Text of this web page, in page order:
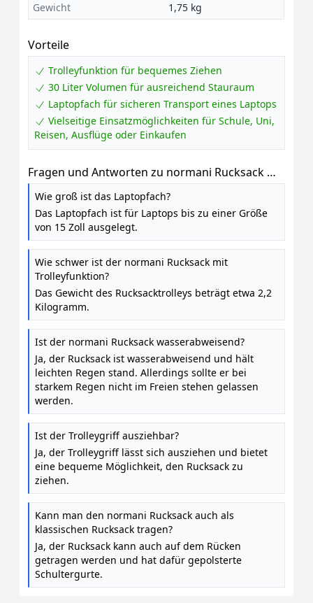
Gewicht
1,75 kg
Vorteile
Trolleyfunktion für bequemes Ziehen
30 Liter Volumen für ausreichend Stauraum
Laptopfach für sicheren Transport eines Laptops
Vielseitige Einsatzmöglichkeiten für Schule, Uni,
Reisen, Ausflüge oder Einkaufen
Fragen und Antworten zu normani Rucksack mit
Trolleyfunktion - 30 Liter Volumen
Rucksacktrolley zum ziehen mit Laptopfach für
Schule, Uni, Reisen, Ausflüge oder Einkaufen
Schwarz 30 Liter
Wie groß ist das Laptopfach?
Das Laptopfach ist für Laptops bis zu einer Größe
von 15 Zoll ausgelegt.
Wie schwer ist der normani Rucksack mit
Trolleyfunktion?
Das Gewicht des Rucksacktrolleys beträgt etwa 2,2
Kilogramm.
Ist der normani Rucksack wasserabweisend?
Ja, der Rucksack ist wasserabweisend und hält
leichten Regen stand. Allerdings sollte er bei
starkem Regen nicht im Freien stehen gelassen
werden.
Ist der Trolleygriff ausziehbar?
Ja, der Trolleygriff lässt sich ausziehen und bietet
eine bequeme Möglichkeit, den Rucksack zu
ziehen.
Kann man den normani Rucksack auch als
klassischen Rucksack tragen?
Ja, der Rucksack kann auch auf dem Rücken
getragen werden und hat dafür gepolsterte
Schultergurte.